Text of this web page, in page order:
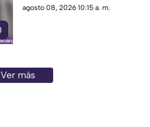
al despojo de su teléfono.
agosto 08, 2026 10:15 a. m.
Ver más